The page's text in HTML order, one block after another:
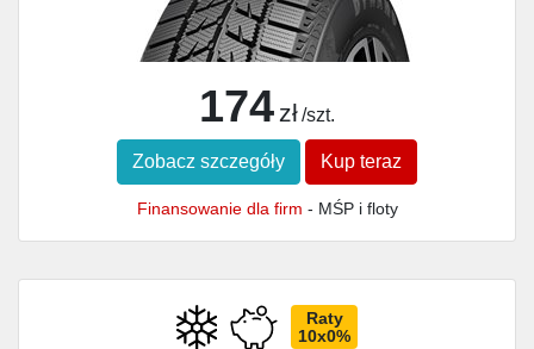
174 zł /szt.
Zobacz szczegóły Kup teraz
Finansowanie dla firm - MŚP i floty
Raty
10x0%